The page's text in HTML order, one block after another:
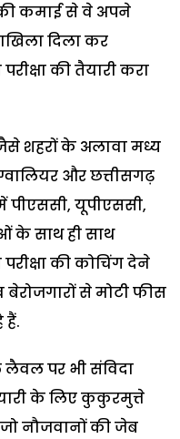
कमाई से वे अपने
दिला कर
की तैयारी करा
शहरों के अलावा मध्य
और छत्तीसगढ़
पीएससी, यूपीएससी,
के साथ ही साथ
की कोचिंग देने
बेरोजगारों से मोटी फीस
हैं.
पर भी संविदा
के लिए कुकुरमुत्ते
नौजवानों की जेब